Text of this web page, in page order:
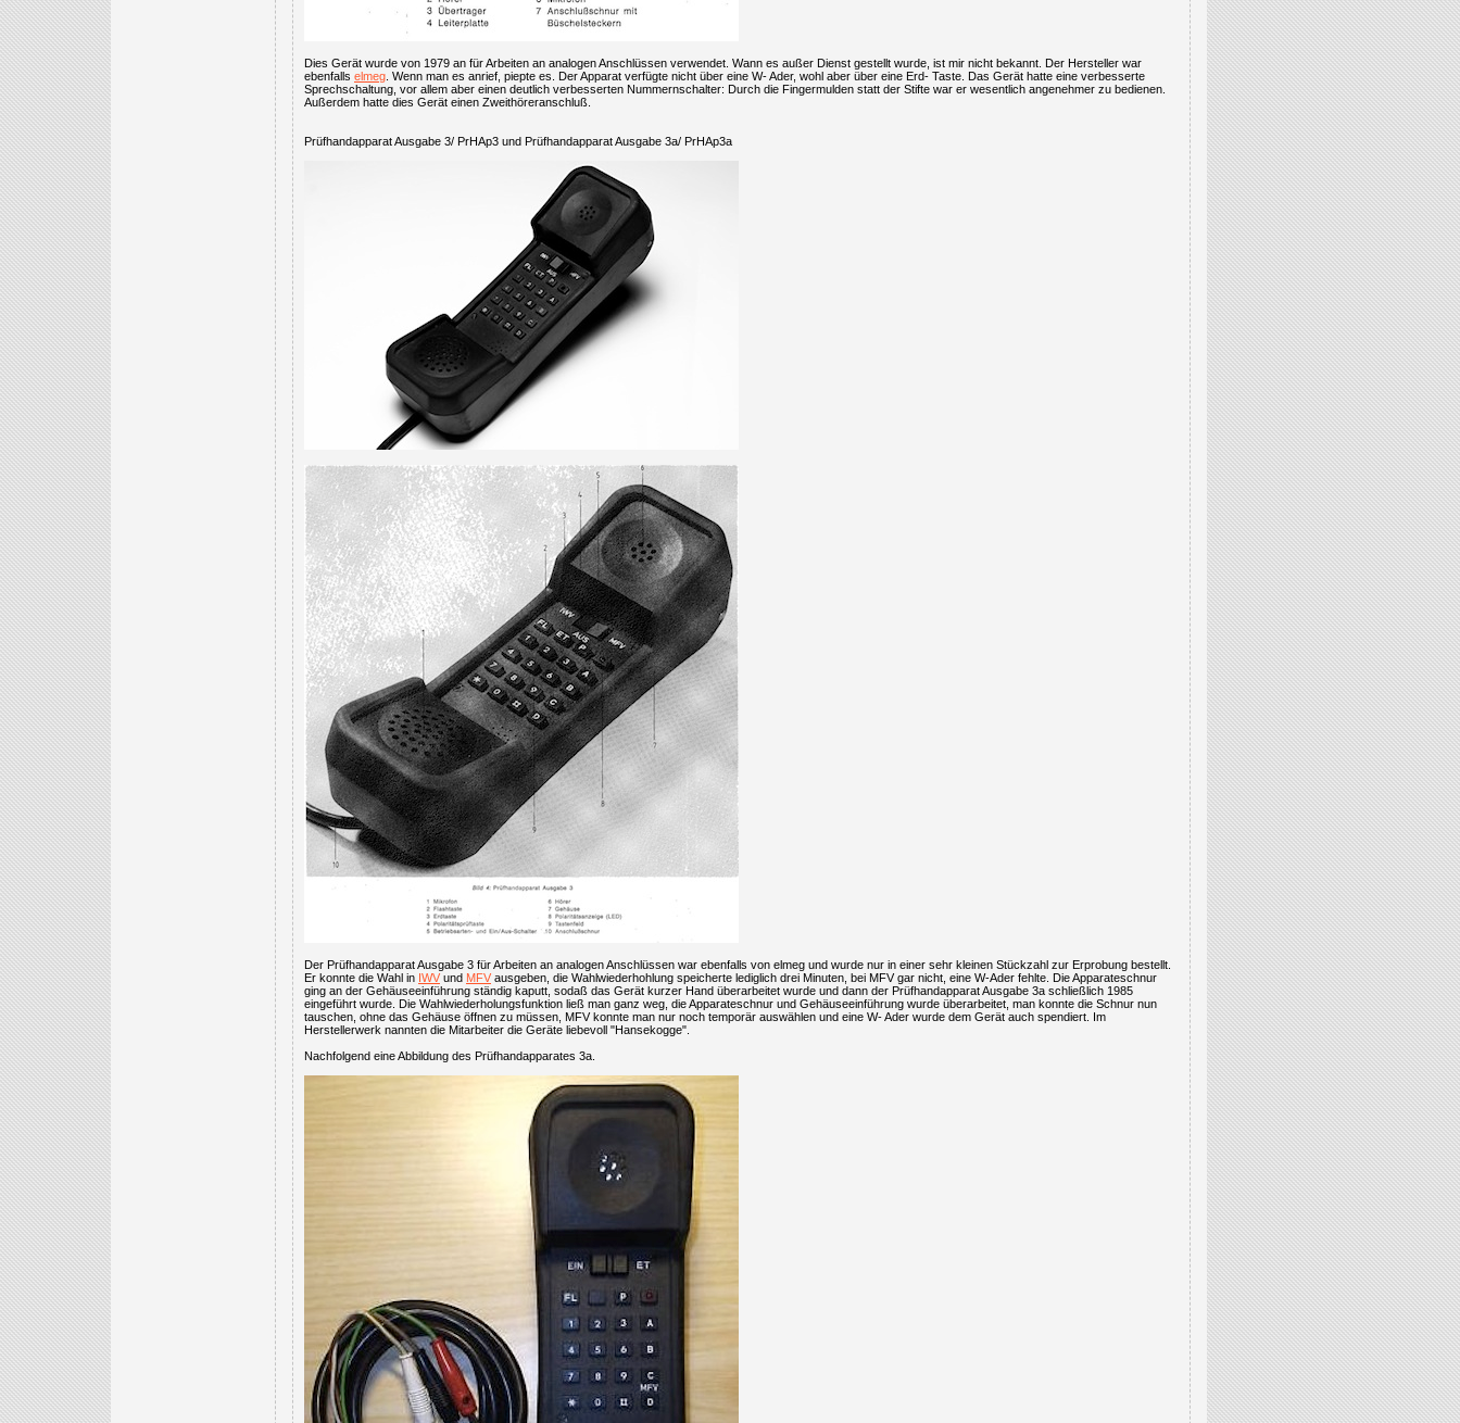
Dies Gerät wurde von 1979 an für Arbeiten an analogen Anschlüssen verwendet. Wann es außer Dienst gestellt wurde, ist mir nicht bekannt. Der Hersteller war
ebenfalls elmeg . Wenn man es anrief, piepte es. Der Apparat verfügte nicht über eine W- Ader, wohl aber über eine Erd- Taste. Das Gerät hatte eine verbesserte
Sprechschaltung, vor allem aber einen deutlich verbesserten Nummernschalter: Durch die Fingermulden statt der Stifte war er wesentlich angenehmer zu bedienen.
Außerdem hatte dies Gerät einen Zweithöreranschluß.
Prüfhandapparat Ausgabe 3/ PrHAp3 und Prüfhandapparat Ausgabe 3a/ PrHAp3a
Der Prüfhandapparat Ausgabe 3 für Arbeiten an analogen Anschlüssen war ebenfalls von elmeg und wurde nur in einer sehr kleinen Stückzahl zur Erprobung bestellt.
Er konnte die Wahl in IWV und MFV ausgeben, die Wahlwiederhohlung speicherte lediglich drei Minuten, bei MFV gar nicht, eine W-Ader fehlte. Die Apparateschnur
ging an der Gehäuseeinführung ständig kaputt, sodaß das Gerät kurzer Hand überarbeitet wurde und dann der Prüfhandapparat Ausgabe 3a schließlich 1985
eingeführt wurde. Die Wahlwiederholungsfunktion ließ man ganz weg, die Apparateschnur und Gehäuseeinführung wurde überarbeitet, man konnte die Schnur nun
tauschen, ohne das Gehäuse öffnen zu müssen, MFV konnte man nur noch temporär auswählen und eine W- Ader wurde dem Gerät auch spendiert. Im
Herstellerwerk nannten die Mitarbeiter die Geräte liebevoll "Hansekogge".
Nachfolgend eine Abbildung des Prüfhandapparates 3a.